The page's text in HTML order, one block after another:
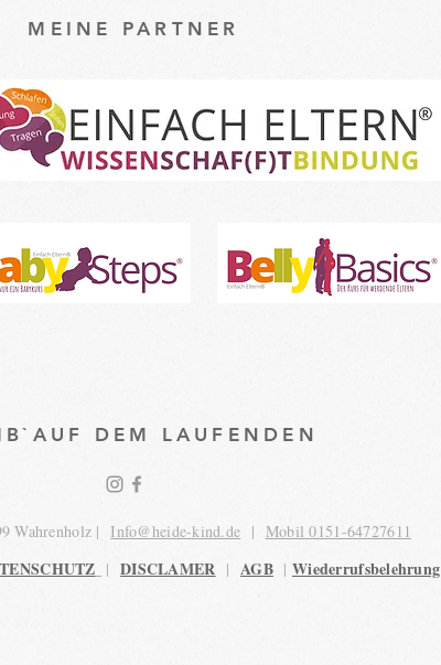
MEINE PARTNER
DEM LAUFENDEN
Wahrenholz | Info@heide-kind.de | Mobil 0151-64727611
|DISCLAMER | AGB | Wiederrufsbelehrung